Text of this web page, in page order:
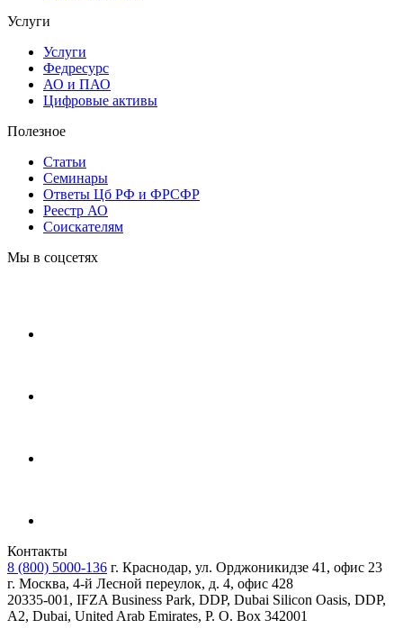
Услуги
Услуги
Федресурс
АО и ПАО
Цифровые активы
Полезное
Статьи
Cеминары
Ответы Цб РФ и ФРСФР
Реестр АО
Соискателям
Мы в соцсетях
Контакты
8 (800) 5000-136 г. Краснодар, ул. Орджоникидзе 41, офис 23
г. Москва, 4-й Лесной переулок, д. 4, офис 428
20335-001, IFZA Business Park, DDP, Dubai Silicon Oasis, DDP,
A2, Dubai, United Arab Emirates, P. O. Box 342001